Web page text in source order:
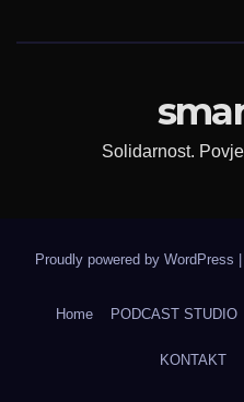
Solidarnost.
Proudly powered by WordPress |
Home PODCAST STUDIO
KONTAKT